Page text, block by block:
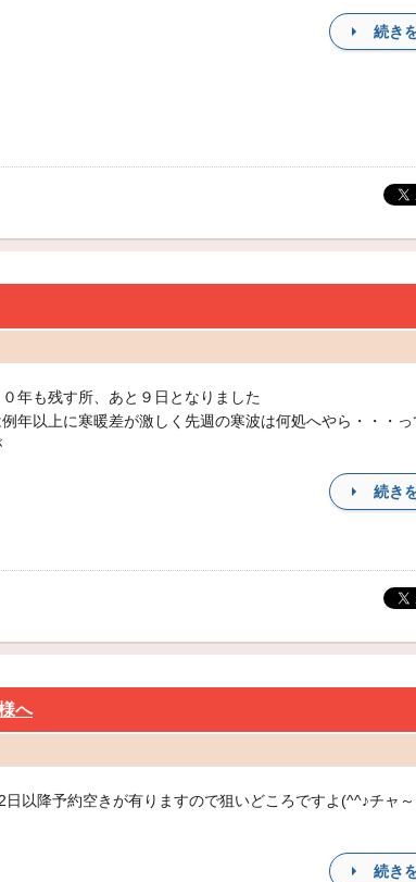
続き
０年も残す所、あと９日となりました
年以上に寒暖差が激しく先週の寒波は何処へやら・・・っ
続き
へ
日以降予約空きが有りますので狙いどころですよ(^^♪チャ～
続き